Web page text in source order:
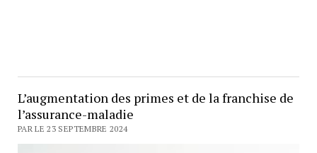
L’augmentation des primes et de la franchise de
l’assurance-maladie
PAR LE 23 SEPTEMBRE 2024